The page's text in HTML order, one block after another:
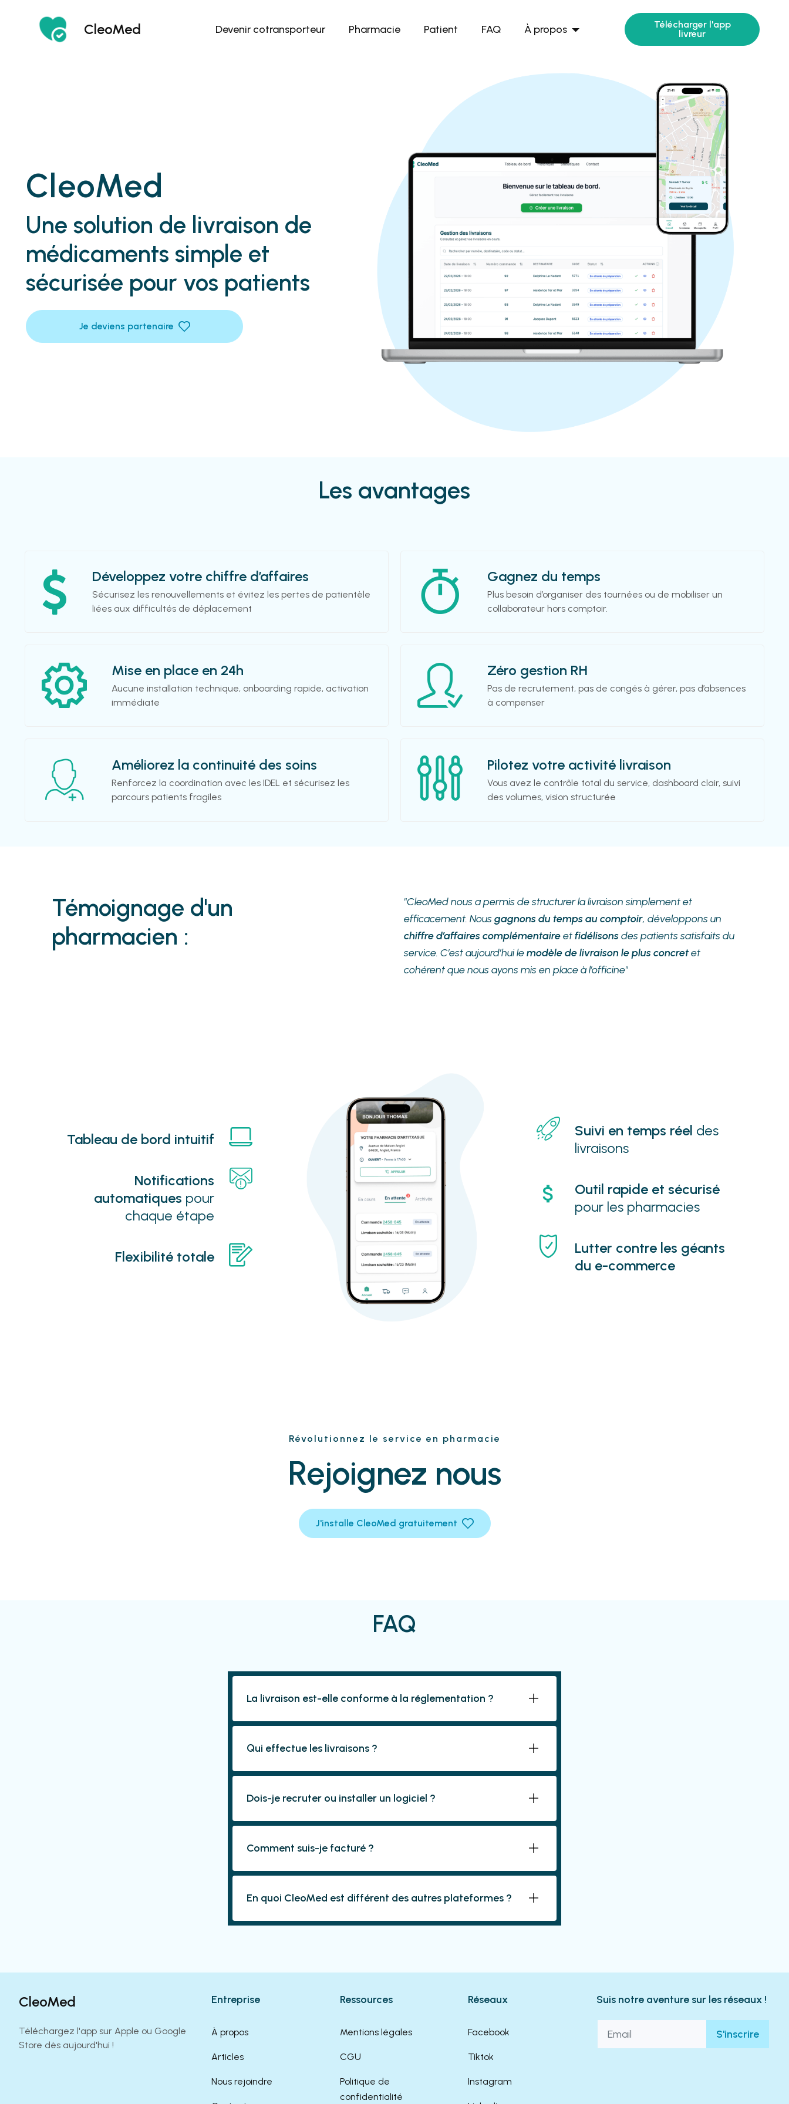
CleoMed Devenir cotransporteur Pharmacie Patient FAQ À propos
Télécharger l'app
livreur
CleoMed
Une solution de livraison de
médicaments simple et
sécurisée pour vos patients
Je deviens partenaire
Les avantages
Développez votre chiffre d’affaires
Sécurisez les renouvellements et évitez les pertes de patientèle
liées aux difficultés de déplacement
Gagnez du temps
Plus besoin d’organiser des tournées ou de mobiliser un
collaborateur hors comptoir.
Mise en place en 24h
Aucune installation technique, onboarding rapide, activation
immédiate
Zéro gestion RH
Pas de recrutement, pas de congés à gérer, pas d’absences
à compenser
Améliorez la continuité des soins
Renforcez la coordination avec les IDEL et sécurisez les
parcours patients fragiles
Pilotez votre activité livraison
Vous avez le contrôle total du service, dashboard clair, suivi
des volumes, vision structurée
Témoignage d'un
pharmacien :
"CleoMed nous a permis de structurer la livraison simplement et
efficacement. Nousgagnons du temps au comptoir, développons un
chiffre d’affaires complémentaireetfidélisonsdes patients satisfaits du
service. C’est aujourd’hui lemodèle de livraison le plus concretet
cohérent que nous ayons mis en place à l’officine"
Tableau de bord intuitif
Notifications
automatiques pour
chaque étape
Flexibilité totale
Suivi en temps réel des
livraisons
Outil rapide et sécurisé
pour les pharmacies
Lutter contre les géants
du e-commerce
Révolutionnez le service en pharmacie
Rejoignez nous
J'installe CleoMed gratuitement
FAQ
La livraison est-elle conforme à la réglementation ?
Qui effectue les livraisons ?
Dois-je recruter ou installer un logiciel ?
Comment suis-je facturé ?
En quoi CleoMed est différent des autres plateformes ?
CleoMed
Téléchargez l'app sur Apple ou Google
Store dès aujourd'hui !
Entreprise
À propos
Articles
Nous rejoindre
Ressources
Mentions légales
CGU
Politique de
confidentialité
Réseaux
Facebook
Tiktok
Instagram
Suis notre aventure sur les réseaux !
S'inscrire